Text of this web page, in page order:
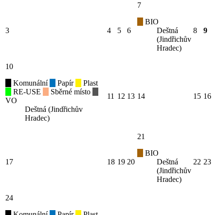
3 4 5 6
7
BIO
Deštná
(Jindřichův
Hradec)
8 9
10
Komunální
Papír
Plast
RE-USE
Sběrné místo
VO
Deštná (Jindřichův
Hradec)
11 12 13 14 15 16
17 18 19 20
21
BIO
Deštná
(Jindřichův
Hradec)
22 23
24